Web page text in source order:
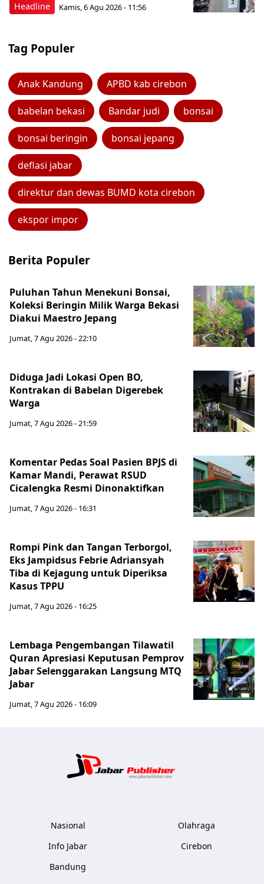
Headline Kamis, 6 Agu 2026 - 11:56
Tag Populer
Anak Kandung APBD kab cirebon
babelan bekasi Bandar judi bonsai
bonsai beringin bonsai jepang
deflasi jabar
direktur dan dewas BUMD kota cirebon
ekspor impor
Berita Populer
Puluhan Tahun Menekuni Bonsai,
Koleksi Beringin Milik Warga Bekasi
Diakui Maestro Jepang
Jumat, 7 Agu 2026 - 22:10
Diduga Jadi Lokasi Open BO,
Kontrakan di Babelan Digerebek
Warga
Jumat, 7 Agu 2026 - 21:59
Komentar Pedas Soal Pasien BPJS di
Kamar Mandi, Perawat RSUD
Cicalengka Resmi Dinonaktifkan
Jumat, 7 Agu 2026 - 16:31
Rompi Pink dan Tangan Terborgol,
Eks Jampidsus Febrie Adriansyah
Tiba di Kejagung untuk Diperiksa
Kasus TPPU
Jumat, 7 Agu 2026 - 16:25
Lembaga Pengembangan Tilawatil
Quran Apresiasi Keputusan Pemprov
Jabar Selenggarakan Langsung MTQ
Jabar
Jumat, 7 Agu 2026 - 16:09
Nasional
Info Jabar
Bandung
Olahraga
Cirebon